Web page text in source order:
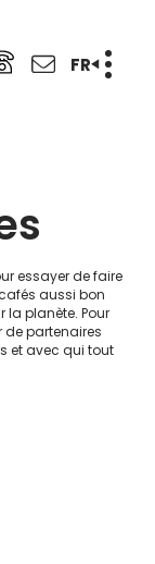
FR
essayer de faire
aussi bon
la planète. Pour
partenaires
et avec qui tout